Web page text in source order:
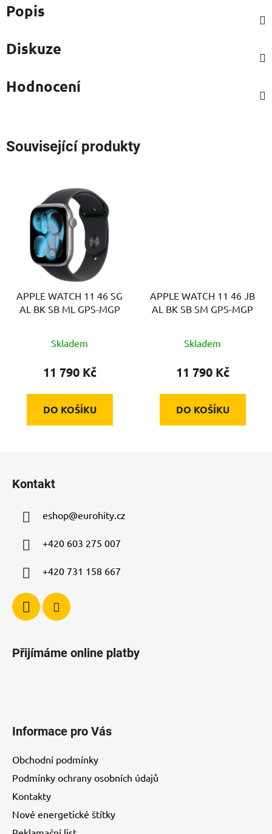
Popis
Diskuze
Hodnocení
Související produkty
APPLE WATCH 11 46 SG
AL BK SB ML GPS-MGP
Skladem
11 790 Kč
DO KOŠÍKU
APPLE WATCH 11 46 JB
AL BK SB SM GPS-MGP
Skladem
11 790 Kč
DO KOŠÍKU
Kontakt
eshop@eurohity.cz
+420 603 275 007
+420 731 158 667
Přijímáme online platby
Informace pro Vás
Obchodní podmínky
Podmínky ochrany osobních údajů
Kontakty
Nové energetické štítky